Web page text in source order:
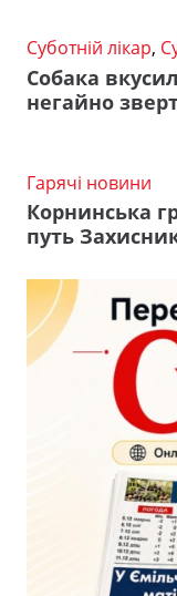
Суботній лікар,
Собака
негайно
Гарячі новини
Корнинська
путь